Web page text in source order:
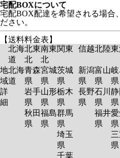
宅配BOXについて
宅配BOX配達を希望される場合、
ださい。
【送料料金表】
北海
道
北東
北
南東
北
関東 信越北陸
地
域
詳
細
北海
道
青森
県
岩手
県
秋田
県
宮城
県
山形
県
福島
県
茨城
県
栃木
県
群馬
県
埼玉
県
千葉
新潟
県
長野
県
富山
県
石川
県
福井
県
静